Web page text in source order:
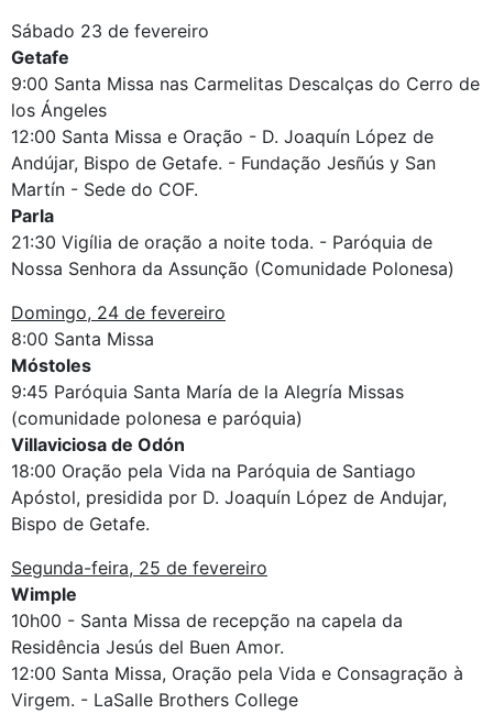
Sábado 23 de fevereiro
Getafe
9:00 Santa Missa nas Carmelitas Descalças do Cerro de
los Ángeles
12:00 Santa Missa e Oração - D. Joaquín López de
Andújar, Bispo de Getafe. - Fundação Jesñús y San
Martín - Sede do COF.
Parla
21:30 Vigília de oração a noite toda. - Paróquia de
Nossa Senhora da Assunção (Comunidade Polonesa)
Domingo, 24 de fevereiro
8:00 Santa Missa
Móstoles
9:45 Paróquia Santa María de la Alegría Missas
(comunidade polonesa e paróquia)
Villaviciosa de Odón
18:00 Oração pela Vida na Paróquia de Santiago
Apóstol, presidida por D. Joaquín López de Andujar,
Bispo de Getafe.
Segunda-feira, 25 de fevereiro
Wimple
10h00 - Santa Missa de recepção na capela da
Residência Jesús del Buen Amor.
12:00 Santa Missa, Oração pela Vida e Consagração à
Virgem. - LaSalle Brothers College